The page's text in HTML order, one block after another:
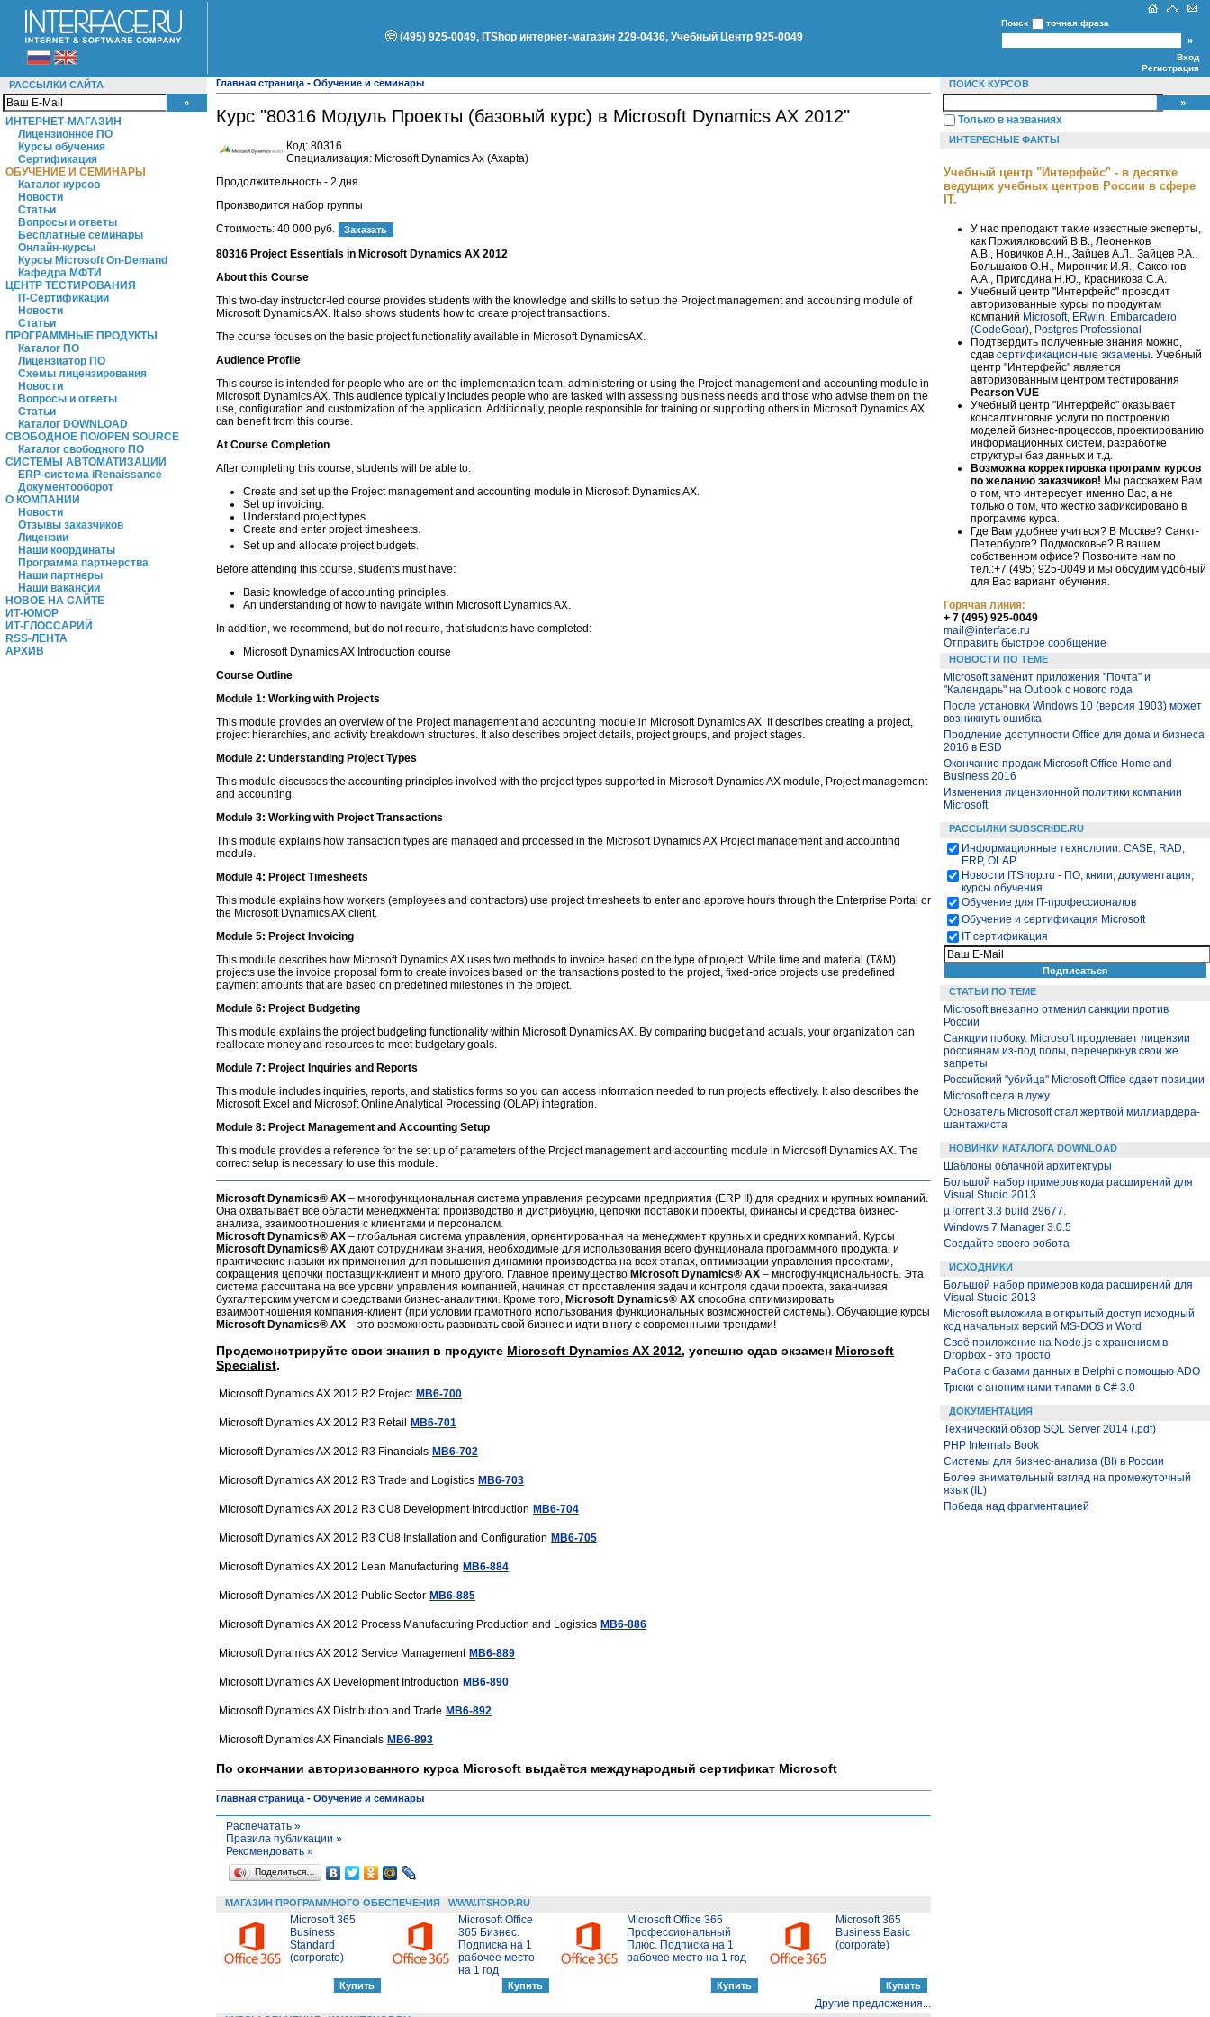
(495) 925-0049, ITShop интернет-магазин 229-0436, Учебный Центр 925-0049
Поиск точная фраза
Вход
Регистрация
РАССЫЛКИ САЙТА
ИНТЕРНЕТ-МАГАЗИН
Лицензионное ПО
Курсы обучения
Сертификация
ОБУЧЕНИЕ И СЕМИНАРЫ
Каталог курсов
Новости
Статьи
Вопросы и ответы
Бесплатные семинары
Онлайн-курсы
Курсы Microsoft On-Demand
Кафедра МФТИ
ЦЕНТР ТЕСТИРОВАНИЯ
IT-Сертификации
Новости
Статьи
ПРОГРАММНЫЕ ПРОДУКТЫ
Каталог ПО
Лицензиатор ПО
Схемы лицензирования
Новости
Вопросы и ответы
Статьи
Каталог DOWNLOAD
СВОБОДНОЕ ПО/OPEN SOURCE
Каталог свободного ПО
СИСТЕМЫ АВТОМАТИЗАЦИИ
ERP-система iRenaissance
Документооборот
О КОМПАНИИ
Новости
Отзывы заказчиков
Лицензии
Наши координаты
Программа партнерства
Наши партнеры
Наши вакансии
НОВОЕ НА САЙТЕ
ИТ-ЮМОР
ИТ-ГЛОССАРИЙ
RSS-ЛЕНТА
АРХИВ
Главная страница - Обучение и семинары
Курс "80316 Модуль Проекты (базовый курс) в Microsoft Dynamics AX 2012"
Код: 80316
Специализация: Microsoft Dynamics Ax (Axapta)
Продолжительность - 2 дня
Производится набор группы
Стоимость: 40 000 руб.
80316 Project Essentials in Microsoft Dynamics AX 2012
About this Course
This two-day instructor-led course provides students with the knowledge and skills to set up the Project management and accounting module of
Microsoft Dynamics AX. It also shows students how to create project transactions.
The course focuses on the basic project functionality available in Microsoft DynamicsAX.
Audience Profile
This course is intended for people who are on the implementation team, administering or using the Project management and accounting module in
Microsoft Dynamics AX. This audience typically includes people who are tasked with assessing business needs and those who advise them on the
use, configuration and customization of the application. Additionally, people responsible for training or supporting others in Microsoft Dynamics AX
can benefit from this course.
At Course Completion
After completing this course, students will be able to:
Create and set up the Project management and accounting module in Microsoft Dynamics AX.
Set up invoicing.
Understand project types.
Create and enter project timesheets.
Set up and allocate project budgets.
Before attending this course, students must have:
Basic knowledge of accounting principles.
An understanding of how to navigate within Microsoft Dynamics AX.
In addition, we recommend, but do not require, that students have completed:
Microsoft Dynamics AX Introduction course
Course Outline
Module 1: Working with Projects
This module provides an overview of the Project management and accounting module in Microsoft Dynamics AX. It describes creating a project,
project hierarchies, and activity breakdown structures. It also describes project details, project groups, and project stages.
Module 2: Understanding Project Types
This module discusses the accounting principles involved with the project types supported in Microsoft Dynamics AX module, Project management
and accounting.
Module 3: Working with Project Transactions
This module explains how transaction types are managed and processed in the Microsoft Dynamics AX Project management and accounting
module.
Module 4: Project Timesheets
This module explains how workers (employees and contractors) use project timesheets to enter and approve hours through the Enterprise Portal or
the Microsoft Dynamics AX client.
Module 5: Project Invoicing
This module describes how Microsoft Dynamics AX uses two methods to invoice based on the type of project. While time and material (T&M)
projects use the invoice proposal form to create invoices based on the transactions posted to the project, fixed-price projects use predefined
payment amounts that are based on predefined milestones in the project.
Module 6: Project Budgeting
This module explains the project budgeting functionality within Microsoft Dynamics AX. By comparing budget and actuals, your organization can
reallocate money and resources to meet budgetary goals.
Module 7: Project Inquiries and Reports
This module includes inquiries, reports, and statistics forms so you can access information needed to run projects effectively. It also describes the
Microsoft Excel and Microsoft Online Analytical Processing (OLAP) integration.
Module 8: Project Management and Accounting Setup
This module provides a reference for the set up of parameters of the Project management and accounting module in Microsoft Dynamics AX. The
correct setup is necessary to use this module.
Microsoft Dynamics® AX – многофункциональная система управления ресурсами предприятия (ERP II) для средних и крупных компаний.
Она охватывает все области менеджмента: производство и дистрибуцию, цепочки поставок и проекты, финансы и средства бизнес-
анализа, взаимоотношения с клиентами и персоналом.
Microsoft Dynamics® AX – глобальная система управления, ориентированная на менеджмент крупных и средних компаний. Курсы
Microsoft Dynamics® AX дают сотрудникам знания, необходимые для использования всего функционала программного продукта, и
практические навыки их применения для повышения динамики производства на всех этапах, оптимизации управления проектами,
сокращения цепочки поставщик-клиент и много другого. Главное преимущество Microsoft Dynamics® AX – многофункциональность. Эта
система рассчитана на все уровни управления компанией, начиная от проставления задач и контроля сдачи проекта, заканчивая
бухгалтерским учетом и средствами бизнес-аналитики. Кроме того, Microsoft Dynamics® AX способна оптимизировать
взаимоотношения компания-клиент (при условии грамотного использования функциональных возможностей системы). Обучающие курсы
Microsoft Dynamics® AX – это возможность развивать свой бизнес и идти в ногу с современными трендами!
Продемонстрируйте свои знания в продукте Microsoft Dynamics AX 2012, успешно сдав экзамен Microsoft
Specialist.
Microsoft Dynamics AX 2012 R2 Project MB6-700
Microsoft Dynamics AX 2012 R3 Retail MB6-701
Microsoft Dynamics AX 2012 R3 Financials MB6-702
Microsoft Dynamics AX 2012 R3 Trade and Logistics MB6-703
Microsoft Dynamics AX 2012 R3 CU8 Development Introduction MB6-704
Microsoft Dynamics AX 2012 R3 CU8 Installation and Configuration MB6-705
Microsoft Dynamics AX 2012 Lean Manufacturing MB6-884
Microsoft Dynamics AX 2012 Public Sector MB6-885
Microsoft Dynamics AX 2012 Process Manufacturing Production and Logistics MB6-886
Microsoft Dynamics AX 2012 Service Management MB6-889
Microsoft Dynamics AX Development Introduction MB6-890
Microsoft Dynamics AX Distribution and Trade MB6-892
Microsoft Dynamics AX Financials MB6-893
По окончании авторизованного курса Microsoft выдаётся международный сертификат Microsoft
Главная страница - Обучение и семинары
Распечатать »
Правила публикации »
Рекомендовать »
Поделиться…
МАГАЗИН ПРОГРАММНОГО ОБЕСПЕЧЕНИЯ WWW.ITSHOP.RU
Microsoft 365
Business
Standard
(corporate)
Microsoft Office
365 Бизнес.
Подписка на 1
рабочее место
на 1 год
Microsoft Office 365
Профессиональный
Плюс. Подписка на 1
рабочее место на 1 год
Microsoft 365
Business Basic
(corporate)
Другие предложения...
ПОИСК КУРСОВ
Только в названиях
ИНТЕРЕСНЫЕ ФАКТЫ
Учебный центр "Интерфейс" - в десятке
ведущих учебных центров России в сфере
IT.
У нас преподают такие известные эксперты,
как Пржиялковский В.В., Леоненков
А.В., Новичков А.Н., Зайцев А.Л., Зайцев Р.А.,
Большаков О.Н., Мирончик И.Я., Саксонов
А.А., Пригодина Н.Ю., Красникова С.А.
Учебный центр "Интерфейс" проводит
авторизованные курсы по продуктам
компаний Microsoft, ERwin Embarcadero
(CodeGear) Postgres Professional
Подтвердить полученные знания можно,
сдав сертификационные экзамены . Учебный
центр "Интерфейс" является
авторизованным центром тестирования
Pearson VUE
Учебный центр "Интерфейс" оказывает
консалтинговые услуги по построению
моделей бизнес-процессов, проектированию
информационных систем, разработке
структуры баз данных и т.д.
Возможна корректировка программ курсов
по желанию заказчиков! Мы расскажем Вам
о том, что интересует именно Вас, а не
только о том, что жестко зафиксировано в
программе курса.
Где Вам удобнее учиться? В Москве? Санкт-
Петербурге? Подмосковье? В вашем
собственном офисе? Позвоните нам по
тел.:+7 (495) 925-0049 и мы обсудим удобный
для Вас вариант обучения.
Горячая линия:
+ 7 (495) 925-0049
mail@interface.ru
Отправить быстрое сообщение
НОВОСТИ ПО ТЕМЕ
Microsoft заменит приложения "Почта" и
"Календарь" на Outlook с нового года
После установки Windows 10 (версия 1903) может
возникнуть ошибка
Продление доступности Office для дома и бизнеса
2016 в ESD
Окончание продаж Microsoft Office Home and
Business 2016
Изменения лицензионной политики компании
Microsoft
РАССЫЛКИ SUBSCRIBE.RU
Информационные технологии: CASE, RAD,
ERP, OLAP
Новости ITShop.ru - ПО, книги, документация,
курсы обучения
Обучение для IT-профессионалов
Обучение и сертификация Microsoft
IT сертификация
СТАТЬИ ПО ТЕМЕ
Microsoft внезапно отменил санкции против
России
Санкции побоку. Microsoft продлевает лицензии
россиянам из-под полы, перечеркнув свои же
запреты
Российский "убийца" Microsoft Office сдает позиции
Microsoft села в лужу
Основатель Microsoft стал жертвой миллиардера-
шантажиста
НОВИНКИ КАТАЛОГА DOWNLOAD
Шаблоны облачной архитектуры
Большой набор примеров кода расширений для
Visual Studio 2013
µTorrent 3.3 build 29677.
Windows 7 Manager 3.0.5
Создайте своего робота
ИСХОДНИКИ
Большой набор примеров кода расширений для
Visual Studio 2013
Microsoft выложила в открытый доступ исходный
код начальных версий MS-DOS и Word
Своё приложение на Node.js с хранением в
Dropbox - это просто
Работа с базами данных в Delphi с помощью ADO
Трюки с анонимными типами в C# 3.0
ДОКУМЕНТАЦИЯ
Технический обзор SQL Server 2014 (.pdf)
PHP Internals Book
Системы для бизнес-анализа (BI) в России
Более внимательный взгляд на промежуточный
язык (IL)
Победа над фрагментацией